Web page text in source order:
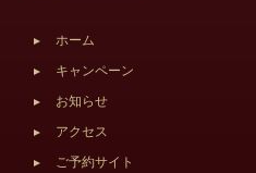
ホーム
キャンペーン
お知らせ
アクセス
ご予約サイト